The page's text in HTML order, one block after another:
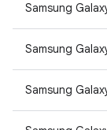
Samsung
Samsung
Samsung